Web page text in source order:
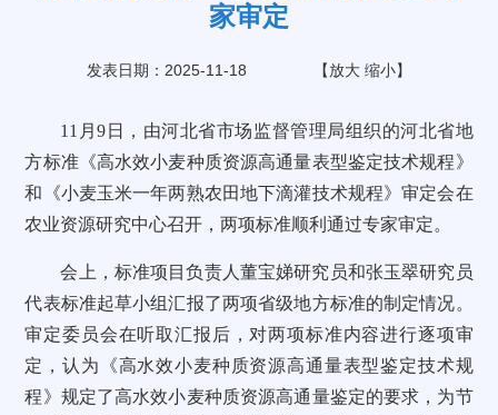
家审定
发表日期：2025-11-18 【放大 缩小】
11月9日，由河北省市场监督管理局组织的河北省地
方标准《高水效小麦种质资源高通量表型鉴定技术规程》
和《小麦玉米一年两熟农田地下滴灌技术规程》审定会在
农业资源研究中心召开，两项标准顺利通过专家审定。
会上，标准项目负责人董宝娣研究员和张玉翠研究员
代表标准起草小组汇报了两项省级地方标准的制定情况。
审定委员会在听取汇报后，对两项标准内容进行逐项审
定，认为《高水效小麦种质资源高通量表型鉴定技术规
程》规定了高水效小麦种质资源高通量鉴定的要求，为节